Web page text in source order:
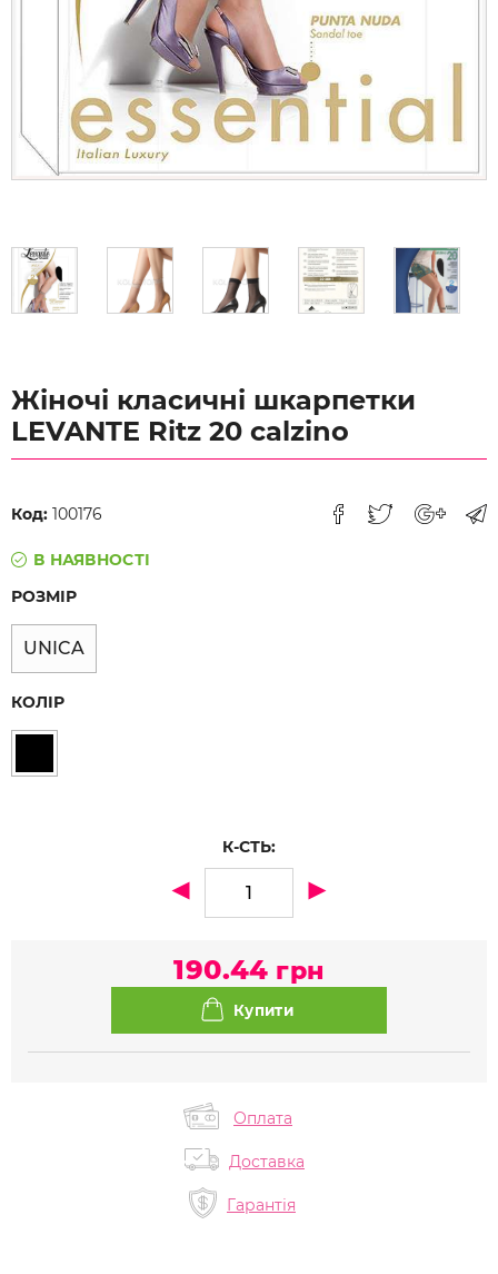
Жіночі класичні шкарпетки
LEVANTE Ritz 20 calzino
Код: 100176
В НАЯВНОСТІ
РОЗМІР
UNICA
КОЛІР
К-СТЬ:
190.44 грн
Оплата
Доставка
Гарантія